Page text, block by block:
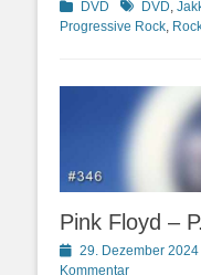
Kategorien
DVD Schlagworte
DVD
Progressive Rock
Pink Floyd –
Posted
on
29. Dezember 2024
Kommentar